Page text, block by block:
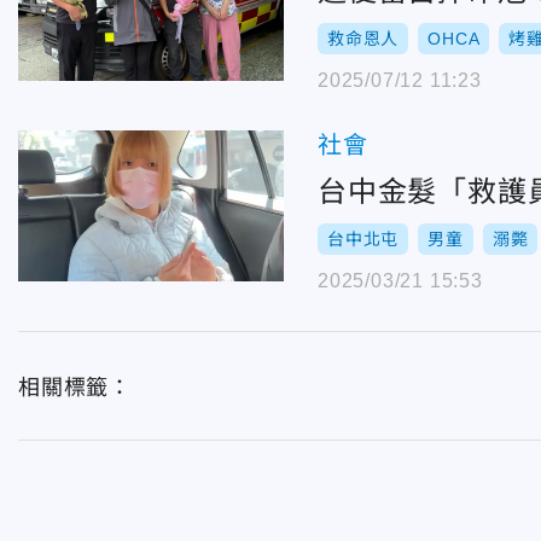
救命恩人 OHCA 烤
2025/07/12 11:23
社會
台中金髮「救
台中北屯 男童 溺斃
2025/03/21 15:53
相關標籤：